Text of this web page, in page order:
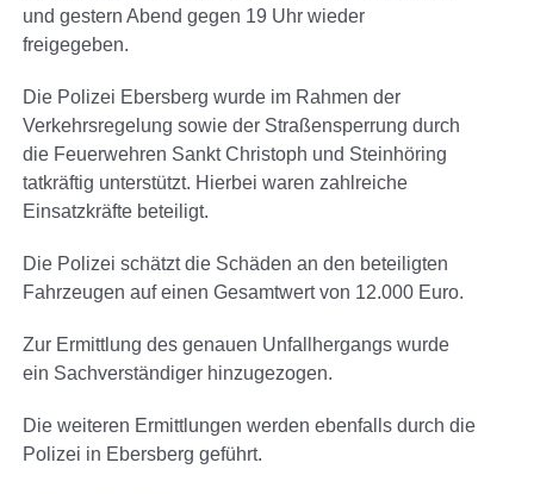
und gestern Abend gegen 19 Uhr wieder
freigegeben.
Die Polizei Ebersberg wurde im Rahmen der
Verkehrsregelung sowie der Straßensperrung durch
die Feuerwehren Sankt Christoph und Steinhöring
tatkräftig unterstützt. Hierbei waren zahlreiche
Einsatzkräfte beteiligt.
Die Polizei schätzt die Schäden an den beteiligten
Fahrzeugen auf einen Gesamtwert von 12.000 Euro.
Zur Ermittlung des genauen Unfallhergangs wurde
ein Sachverständiger hinzugezogen.
Die weiteren Ermittlungen werden ebenfalls durch die
Polizei in Ebersberg geführt.